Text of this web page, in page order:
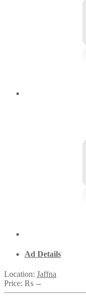
Ad Details
Location: Jaffna
Price: ₨ --